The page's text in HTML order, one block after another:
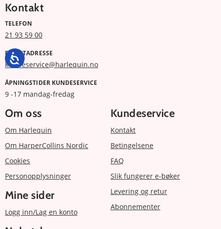
Kontakt
TELEFON
21 93 59 00
E-POSTADRESSE
kundeservice@harlequin.no
ÅPNINGSTIDER KUNDESERVICE
9 -17 mandag-fredag
Om oss
Om Harlequin
Om HarperCollins Nordic
Cookies
Personopplysninger
Mine sider
Logg inn/Lag en konto
Kundeservice
Kontakt
Betingelsene
FAQ
Slik fungerer e-bøker
Levering og retur
Abonnementer